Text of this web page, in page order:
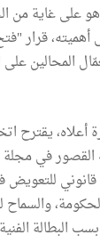
على غاية
أهميته، قرار
يقترح
القصور في
للتعويض
والسماح
البطالة